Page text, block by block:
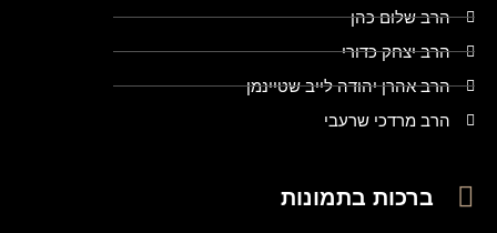
הרב שלום כהן
הרב יצחק כדורי
הרב אהרן יהודה לייב שטיינמן
הרב מרדכי שרעבי
ברכות בתמונות